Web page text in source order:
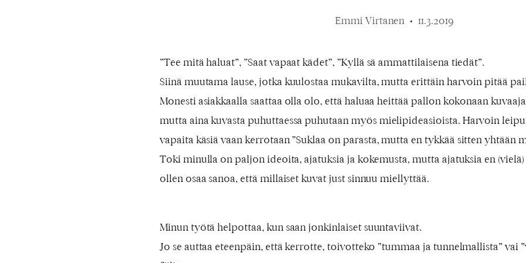
Emmi Virtanen 11.3.2019
”Tee mitä haluat”, ”Saat vapaat kädet”, ”Kyllä sä ammattilaisena tiedät”.
Siinä muutama lause, jotka kuulostaa mukavilta, mutta erittäin harvoin pitää
Monesti asiakkaalla saattaa olla olo, että haluaa heittää pallon kokonaan
mutta aina kuvasta puhuttaessa puhutaan myös mielipideasioista. Harvoin
vapaita käsiä vaan kerrotaan ”Suklaa on parasta, mutta en tykkää sitten yhtään
Toki minulla on paljon ideoita, ajatuksia ja kokemusta, mutta ajatuksia en (vielä)
ollen osaa sanoa, että millaiset kuvat just sinnuu miellyttää.
Minun työtä helpottaa, kun saan jonkinlaiset suuntaviivat.
Jo se auttaa eteenpäin, että kerrotte, toivotteko ”tummaa ja tunnelmallista” vai